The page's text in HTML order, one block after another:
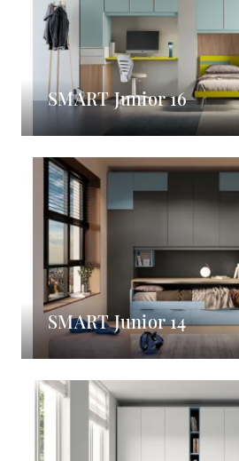
SMART Junior 16
SMART Junior 14